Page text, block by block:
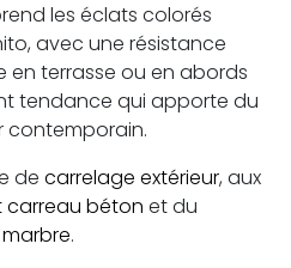
les éclats colorés
avec une résistance
terrasse ou en abords
tendance qui apporte du
contemporain.
de carrelage extérieur, aux
béton et du
.